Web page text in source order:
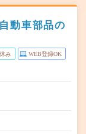
動車部品の
み WEB登録OK